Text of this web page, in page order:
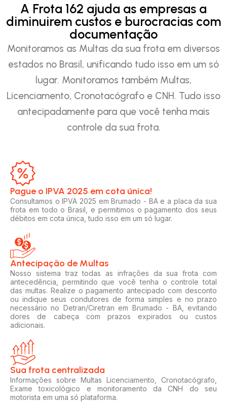
A Frota 162 ajuda as empresas a
diminuirem custos e burocracias com
documentação
Monitoramos as Multas da sua frota em diversos
estados no Brasil, unificando tudo isso em um só
lugar. Monitoramos também Multas,
Licenciamento, Cronotacógrafo e CNH. Tudo isso
antecipadamente para que você tenha mais
controle da sua frota.
Pague o IPVA 2025 em cota única!​
Consultamos o IPVA 2025 em Brumado - BA e a placa da sua
frota em todo o Brasil, e permitimos o pagamento dos seus
débitos em cota única, tudo isso em um só lugar.
Antecipação de Multas
Nosso sistema traz todas as infrações da sua frota com
antecedência, permitindo que você tenha o controle total
das multas. Realize o pagamento antecipado com desconto
ou indique seus condutores de forma simples e no prazo
necessário no Detran/Ciretran em Brumado - BA, evitando
dores de cabeça com prazos expirados ou custos
adicionais.
Sua frota centralizada​
Informações sobre Multas Licenciamento, Cronotacógrafo,
Exame toxicológico e monitoramento da CNH do seu
motorista em uma só plataforma.